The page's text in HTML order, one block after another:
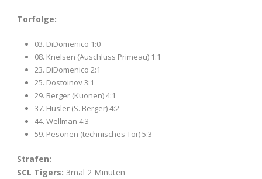
Torfolge:
03. DiDomenico 1:0
08. Knelsen (Auschluss Primeau) 1:1
23. DiDomenico 2:1
25. Dostoinov 3:1
29. Berger (Kuonen) 4:1
37. Hüsler (S. Berger) 4:2
44. Wellman 4:3
59. Pesonen (technisches Tor) 5:3
Strafen:
SCL Tigers: 3mal 2 Minuten